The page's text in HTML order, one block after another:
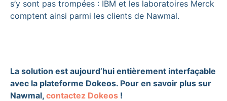
s’y sont pas trompées : IBM et les laboratoires Merck
comptent ainsi parmi les clients de Nawmal.
La solution est aujourd’hui entièrement interfaçable
avec la plateforme Dokeos. Pour en savoir plus sur
Nawmal, contactez Dokeos !